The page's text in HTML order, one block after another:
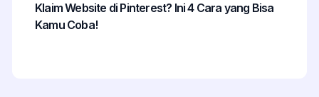
Klaim Website di Pinterest? Ini 4 Cara yang Bisa
Kamu Coba!